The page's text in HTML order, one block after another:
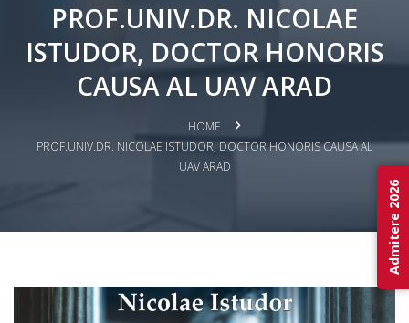
PROF.UNIV.DR. NICOLAE
ISTUDOR, DOCTOR HONORIS
CAUSA AL UAV ARAD
HOME
PROF.UNIV.DR. NICOLAE ISTUDOR, DOCTOR HONORIS CAUSA AL
UAV ARAD
Admitere 2026